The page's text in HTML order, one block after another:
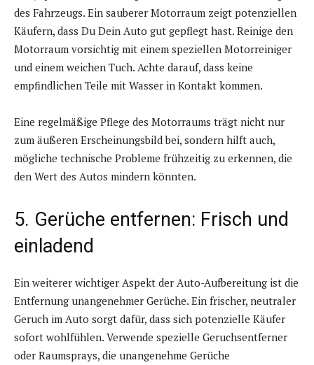
des Fahrzeugs. Ein sauberer Motorraum zeigt potenziellen
Käufern, dass Du Dein Auto gut gepflegt hast. Reinige den
Motorraum vorsichtig mit einem speziellen Motorreiniger
und einem weichen Tuch. Achte darauf, dass keine
empfindlichen Teile mit Wasser in Kontakt kommen.
Eine regelmäßige Pflege des Motorraums trägt nicht nur
zum äußeren Erscheinungsbild bei, sondern hilft auch,
mögliche technische Probleme frühzeitig zu erkennen, die
den Wert des Autos mindern könnten.
5. Gerüche entfernen: Frisch und
einladend
Ein weiterer wichtiger Aspekt der Auto-Aufbereitung ist die
Entfernung unangenehmer Gerüche. Ein frischer, neutraler
Geruch im Auto sorgt dafür, dass sich potenzielle Käufer
sofort wohlfühlen. Verwende spezielle Geruchsentferner
oder Raumsprays, die unangenehme Gerüche